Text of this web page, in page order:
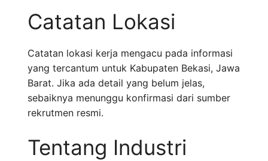
Catatan Lokasi
Catatan lokasi kerja mengacu pada informasi
yang tercantum untuk Kabupaten Bekasi, Jawa
Barat. Jika ada detail yang belum jelas,
sebaiknya menunggu konfirmasi dari sumber
rekrutmen resmi.
Tentang Industri